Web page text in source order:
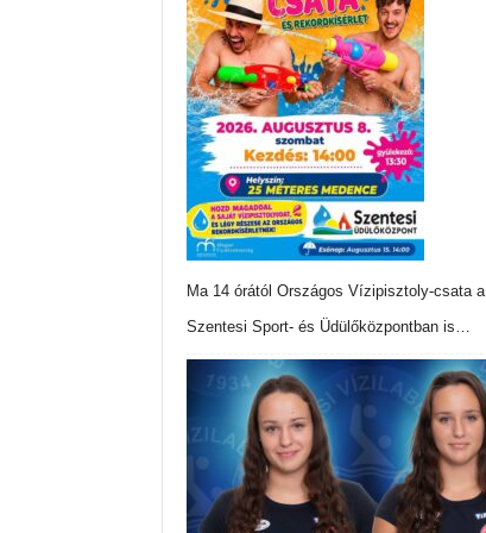
Ma 14 órától Országos Vízipisztoly-csata a
Szentesi Sport- és Üdülőközpontban is…